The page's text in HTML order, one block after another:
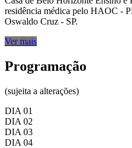
residência médica pelo HAOC -
Oswaldo Cruz - SP.
Ver mais
Programação
(sujeita a alterações)
DIA 01
DIA 02
DIA 03
DIA 04